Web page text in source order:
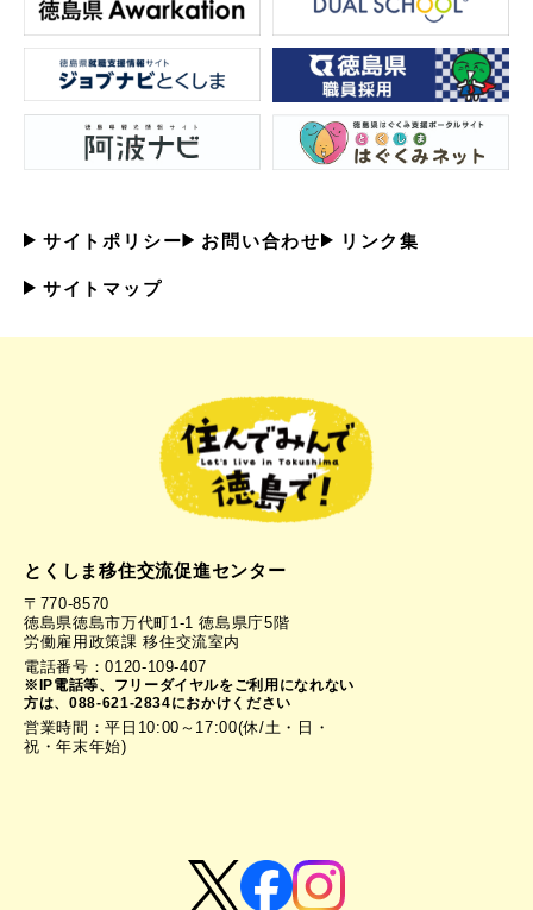
サイトポリシー お問い合わせ リンク集
サイトマップ
とくしま移住交流促進センター
〒770-8570
徳島県徳島市万代町1-1 徳島県庁5階
労働雇用政策課 移住交流室内
電話番号：0120-109-407
※IP電話等、フリーダイヤルをご利用になれない
方は、088-621-2834におかけください
営業時間：平日10:00～17:00(休/土・日・
祝・年末年始)